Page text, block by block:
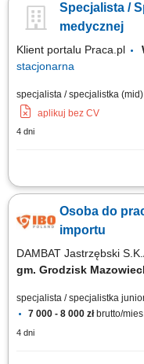
terminów wizyt oraz
przed wizytą (telefon, e-
Specjalista /
medycznej
Klient portalu Praca.pl
stacjonarna
specjalista / specjalistka (mid)
aplikuj bez CV
4 dni
Koordynowanie i rozliczanie
także bieżąca analiza
danych wprowadzanych do
pod kątem ich zgodności z
Osoba do
importu
DAMBAT Jastrzębski
gm. Grodzisk
specjalista / specjalistka
7 000 - 8 000 złbrutto/
4 dni